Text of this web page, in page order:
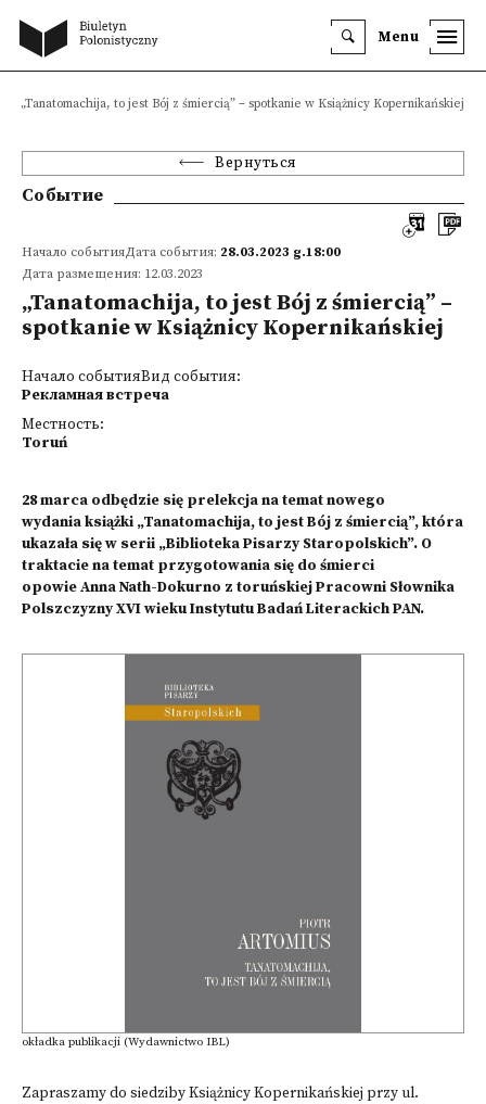
Menu
„Tanatomachija, to jest Bój z śmiercią” – spotkanie w Książnicy Kopernikańskiej
Вернуться
Событие
Начало событияДата события: 28.03.2023 g.18:00
Дата размещения: 12.03.2023
„Tanatomachija, to jest Bój z śmiercią” –
spotkanie w Książnicy Kopernikańskiej
Начало событияВид события:
Рекламная встреча
Местность:
Toruń
28 marca odbędzie się prelekcja na temat nowego
wydania książki „Tanatomachija, to jest Bój z śmiercią”, która
ukazała się w serii „Biblioteka Pisarzy Staropolskich”. O
traktacie na temat przygotowania się do śmierci
opowie Anna Nath-Dokurno z toruńskiej Pracowni Słownika
Polszczyzny XVI wieku Instytutu Badań Literackich PAN.
okładka publikacji (Wydawnictwo IBL)
Zapraszamy do siedziby Książnicy Kopernikańskiej przy ul.